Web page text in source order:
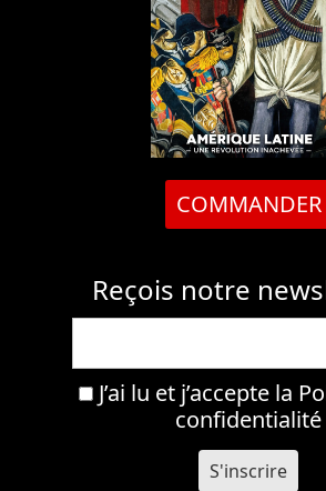
COMMANDER
Reçois notre
J’ai lu et j’accepte la
confidentialité